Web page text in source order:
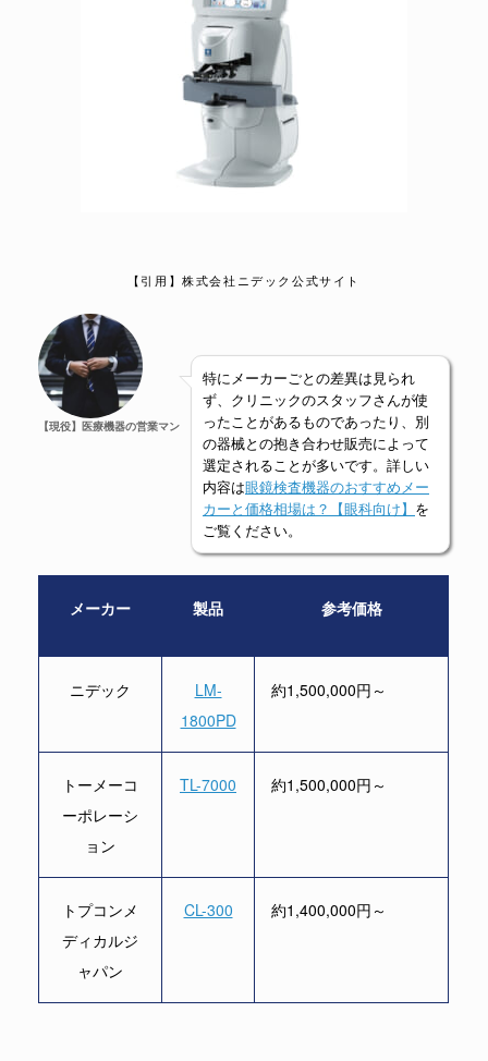
【引用】株式会社ニデック公式サイト
【現役】医療機器の営業マン
特にメーカーごとの差異は見られ
ず、クリニックのスタッフさんが使
ったことがあるものであったり、別
の器械との抱き合わせ販売によって
選定されることが多いです。詳しい
内容は眼鏡検査機器のおすすめメー
カーと価格相場は？【眼科向け】 を
ご覧ください。
メーカー 製品 参考価格
ニデック
LM-
1800PD
約1,500,000円～
トーメーコ
ーポレーシ
ョン
TL-7000 約1,500,000円～
トプコンメ
ディカルジ
ャパン
CL-300 約1,400,000円～